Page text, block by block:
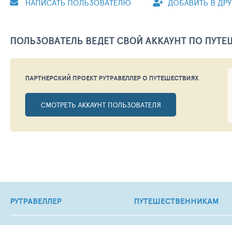
ПОЛЬЗОВАТЕЛЬ ВЕДЕТ СВОЙ АККАУНТ ПО
ПАРТНЕРСКИЙ ПРОЕКТ РУТРАВЕЛЛЕРО ПУТЕШЕСТВИЯХ
СМОТРЕТЬ АККАУНТ ПОЛЬЗОВАТЕЛЯ
РУТРАВЕЛЛЕР ПУТЕШЕСТВЕННИКАМ